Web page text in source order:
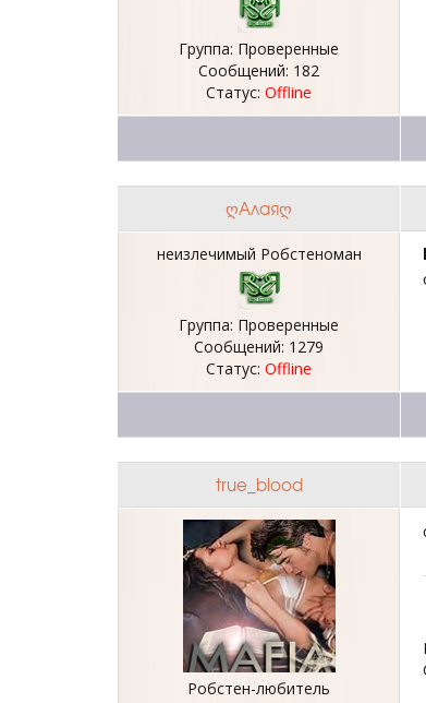
Группа: Проверенные
Сообщений: 182
Статус: Offline
ღАлаяღ
неизлечимый Робстеноман
Группа: Проверенные
Сообщений: 1279
Статус: Offline
true_blоod
Робстен-любитель